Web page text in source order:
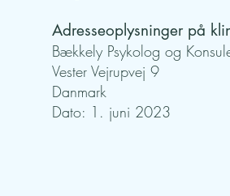
Adresseoplysninger på
Bækkely Psykolog og
Vester Vejrupvej 9
Danmark
Dato: 1. juni 2023